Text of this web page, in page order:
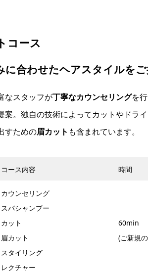
コース
に合わせたヘアスタイルを
なスタッフが丁寧なカウンセリングを
案。独自の技術によってカットやドラ
すための眉カット も含まれています。
コース内容 時間
カウンセリング
スパシャンプー
カット
眉カット
スタイリング
レクチャー
60min
(ご新規